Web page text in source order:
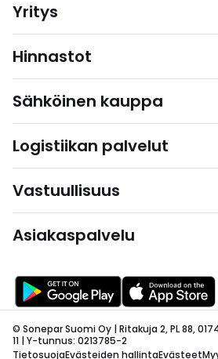
Yritys
Hinnastot
Sähköinen kauppa
Logistiikan palvelut
Vastuullisuus
Asiakaspalvelu
© Sonepar Suomi Oy | Ritakuja 2, PL 88,
11 | Y-tunnus: 0213785-2
TietosuojaEvästeiden hallintaEvästeet